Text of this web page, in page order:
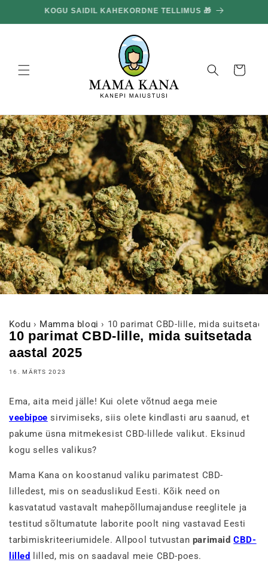
sisu
KOGU SAIDIL KAHEKORDNE TELLIMUS 🎁
Korv
Kodu › Mamma blogi › 10 parimat CBD-lille, mida
10 parimat CBD-lille, mida suitsetada
aastal 2025
16. MÄRTS 2023
Ema, aita meid jälle! Kui olete võtnud aega meie
veebipoe sirvimiseks, siis olete kindlasti aru saanud, et
pakume üsna mitmekesist CBD-lillede valikut. Eksinud
kogu selles valikus?
Mama Kana on koostanud valiku parimatest CBD-
lilledest, mis on seaduslikud Eesti. Kõik need on
kasvatatud vastavalt mahepõllumajanduse reeglitele ja
testitud sõltumatute laborite poolt ning vastavad Eesti
tarbimiskriteeriumidele. Allpool tutvustan parimaidCBD-
lilled
lilled, mis on saadaval meie CBD-poes.